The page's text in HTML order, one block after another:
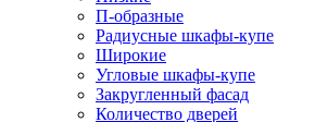
П-образные
Радиусные шкафы-купе
Широкие
Угловые шкафы-купе
Закругленный фасад
Количество дверей